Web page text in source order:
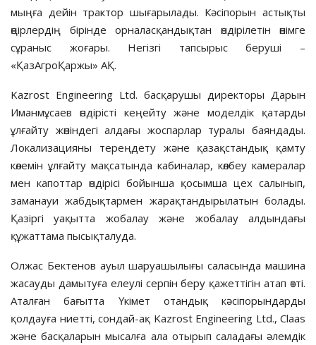
мыңға дейін трактор шығарылады. Кәсіпорын астықты
өңірлердің бірінде орналасқандықтан өндірілетін өнімге
сұраныс жоғары. Негізгі тапсырыс беруші –
«ҚазАгроҚаржы» АҚ.
Kazrost Engineering Ltd. басқарушы директоры Дарын
Иманмұсаев өндірісті кеңейту және моделдік қатарды
ұлғайту жөніндегі алдағы жоспарлар туралы баяндады.
Локализацияны тереңдету және қазақстандық қамту
көлемін ұлғайту мақсатында кабиналар, көлбеу камералар
мен капоттар өндірісі бойынша қосымша цех салынып,
заманауи жабдықтармен жарақтандырылатын болады.
Қазіргі уақытта жобалау және жобалау алдындағы
құжаттама пысықталуда.
Олжас Бектенов ауыл шаруашылығы саласында машина
жасауды дамытуға елеулі серпін беру қажеттігін атап өтті.
Аталған бағытта Үкімет отандық кәсіпорындарды
қолдауға ниетті, сондай-ақ Kazrost Еngineering Ltd., Claas
және басқаларын мысалға ала отырып саладағы әлемдік